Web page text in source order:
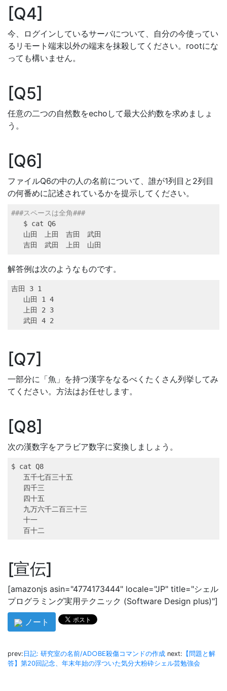
Q4
今、ログインしているサーバについて、自分の今使ってい
るリモート端末以外の端末を抹殺してください。rootにな
っても構いません。
Q5
任意の二つの自然数をechoして最大公約数を求めましょ
う。
Q6
ファイルQ6の中の人の名前について、誰が1列目と2列目
の何番めに記述されているかを提示してください。
###スペースは全角###
$ cat Q6
山田　上田　吉田　武田
吉田　武田　上田　山田
解答例は次のようなものです。
吉田 3 1
山田 1
4
上田 2 3
武田 4 2
Q7
一部分に「魚」を持つ漢字をなるべくたくさん列挙してみ
てください。方法はお任せします。
Q8
次の漢数字をアラビア数字に変換しましょう。
$ cat Q8
五千七百三十五
四千三
四十五
九万六千二百三十三
十一
百十二
宣伝
[amazonjs asin="4774173444" locale="JP" title="シェル
プログラミング実用テクニック (Software Design plus)"]
ノート
prev: 日記: 研究室の名前/AD○BE殺傷コマンドの作成 next: 【問題と解
答】第20回記念、年末年始の浮ついた気分大粉砕シェル芸勉強会